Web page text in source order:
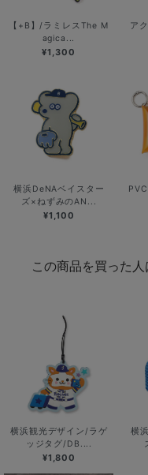
【+B】/ラミレスThe M
agica...
¥1,300
ア
横浜DeNAベイスター
ズ×ねずみのAN...
¥1,100
この商品を買った
横浜観光デザイン/ラゲ
ッジタグ/DB....
¥1,800
横